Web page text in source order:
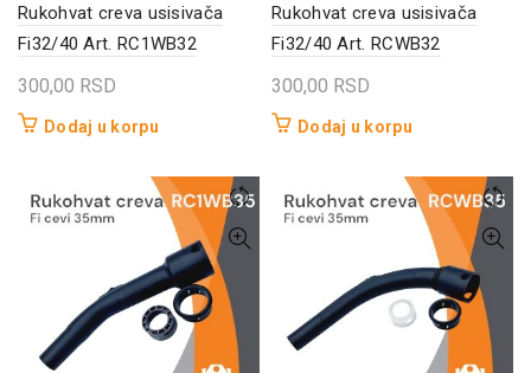
Rukohvat creva usisivača
Fi32/40 Art. RC1WB32
300,00 RSD
Dodaj u korpu
Rukohvat creva usisivača
Fi32/40 Art. RCWB32
300,00 RSD
Dodaj u korpu